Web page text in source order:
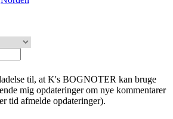
til, at K's BOGNOTER kan bruge
mig opdateringer om nye kommentarer
tid afmelde opdateringer).